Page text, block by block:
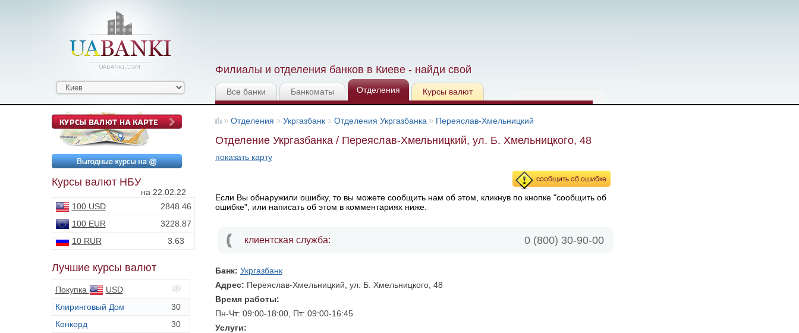
Филиалы и отделения банков в Киеве - найди свой
Все банки Банкоматы Отделения Курсы валют
Курсы валют НБУ
на 22.02.22
100 USD
2848.46
100 EUR
3228.87
10 RUR
3.63
Лучшие курсы валют
Покупка
USD
Клиринговый Дом
30
Конкорд
30
Отделения Укргазбанк Отделения Укргазбанка Переяслав-Хмельницкий
Отделение Укргазбанка / Переяслав-Хмельницкий, ул. Б. Хмельницкого, 48
показать карту
Если Вы обнаружили ошибку, то вы можете сообщить нам об этом, кликнув по кнопке "сообщить об
ошибке", или написать об этом в комментариях ниже.
клиентская служба: 0 (800) 30-90-00
Банк: Укргазбанк
Адрес: Переяслав-Хмельницкий, ул. Б. Хмельницкого, 48
Время работы:
Пн-Чт: 09:00-18:00, Пт: 09:00-16:45
Услуги: